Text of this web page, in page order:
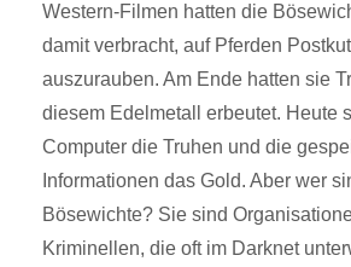
Western-Filmen hatten die
damit verbracht, auf Pferden
auszurauben. Am Ende hatten sie
diesem Edelmetall erbeutet. Heute
Computer die Truhen und die
Informationen das Gold. Aber wer
Bösewichte? Sie sind
Kriminellen, die oft im Darknet